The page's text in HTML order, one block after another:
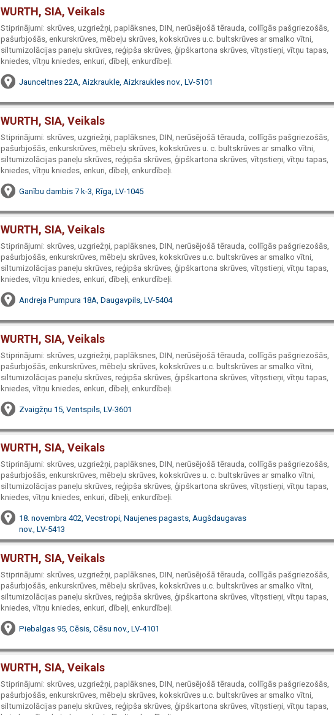
WURTH, SIA, Veikals
Stiprinājumi: skrūves, uzgriežņi, paplāksnes, DIN, nerūsējošā tērauda, collīgās pašgriezošās,
pašurbjošās, enkurskrūves, mēbeļu skrūves, kokskrūves u.c. bultskrūves ar smalko vītni,
siltumizolācijas paneļu skrūves, reģipša skrūves, ģipškartona skrūves, vītņstieņi, vītņu tapas,
kniedes, vītņu kniedes, enkuri, dībeļi, enkurdībeļi.
Jaunceltnes 22A, Aizkraukle, Aizkraukles nov., LV-5101
WURTH, SIA, Veikals
Stiprinājumi: skrūves, uzgriežņi, paplāksnes, DIN, nerūsējošā tērauda, collīgās pašgriezošās,
pašurbjošās, enkurskrūves, mēbeļu skrūves, kokskrūves u. c. bultskrūves ar smalko vītni,
siltumizolācijas paneļu skrūves, reģipša skrūves, ģipškartona skrūves, vītņstieņi, vītņu tapas,
kniedes, vītņu kniedes, enkuri, dībeļi, enkurdībeļi.
Ganību dambis 7 k-3, Rīga, LV-1045
WURTH, SIA, Veikals
Stiprinājumi: skrūves, uzgriežņi, paplāksnes, DIN, nerūsējošā tērauda, collīgās pašgriezošās,
pašurbjošās, enkurskrūves, mēbeļu skrūves, kokskrūves u.c. bultskrūves ar smalko vītni,
siltumizolācijas paneļu skrūves, reģipša skrūves, ģipškartona skrūves, vītņstieņi, vītņu tapas,
kniedes, vītņu kniedes, enkuri, dībeļi, enkurdībeļi.
Andreja Pumpura 18A, Daugavpils, LV-5404
WURTH, SIA, Veikals
Stiprinājumi: skrūves, uzgriežņi, paplāksnes, DIN, nerūsējošā tērauda, collīgās pašgriezošās,
pašurbjošās, enkurskrūves, mēbeļu skrūves, kokskrūves u.c. bultskrūves ar smalko vītni,
siltumizolācijas paneļu skrūves, reģipša skrūves, ģipškartona skrūves, vītņstieņi, vītņu tapas,
kniedes, vītņu kniedes, enkuri, dībeļi, enkurdībeļi.
Zvaigžņu 15, Ventspils, LV-3601
WURTH, SIA, Veikals
Stiprinājumi: skrūves, uzgriežņi, paplāksnes, DIN, nerūsējošā tērauda, collīgās pašgriezošās,
pašurbjošās, enkurskrūves, mēbeļu skrūves, kokskrūves u. c. bultskrūves ar smalko vītni,
siltumizolācijas paneļu skrūves, reģipša skrūves, ģipškartona skrūves, vītņstieņi, vītņu tapas,
kniedes, vītņu kniedes, enkuri, dībeļi, enkurdībeļi.
18. novembra 402, Vecstropi, Naujenes pagasts, Augšdaugavas
nov., LV-5413
WURTH, SIA, Veikals
Stiprinājumi: skrūves, uzgriežņi, paplāksnes, DIN, nerūsējošā tērauda, collīgās pašgriezošās,
pašurbjošās, enkurskrūves, mēbeļu skrūves, kokskrūves u.c. bultskrūves ar smalko vītni,
siltumizolācijas paneļu skrūves, reģipša skrūves, ģipškartona skrūves, vītņstieņi, vītņu tapas,
kniedes, vītņu kniedes, enkuri, dībeļi, enkurdībeļi.
Piebalgas 95, Cēsis, Cēsu nov., LV-4101
WURTH, SIA, Veikals
Stiprinājumi: skrūves, uzgriežņi, paplāksnes, DIN, nerūsējošā tērauda, collīgās pašgriezošās,
pašurbjošās, enkurskrūves, mēbeļu skrūves, kokskrūves u.c. bultskrūves ar smalko vītni,
siltumizolācijas paneļu skrūves, reģipša skrūves, ģipškartona skrūves, vītņstieņi, vītņu tapas,